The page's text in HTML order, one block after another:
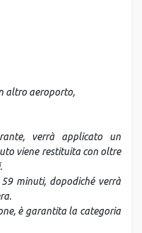
altro aeroporto,
verrà applicato un
viene restituita con oltre
minuti, dopodiché verrà
è garantita la categoria